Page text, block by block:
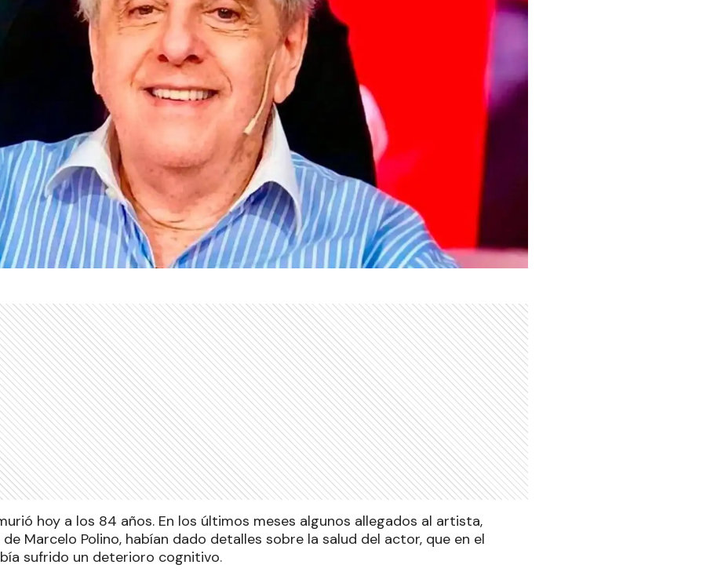
hoy a los 84 años. En los últimos meses algunos allegados al artista,
Marcelo Polino, habían dado detalles sobre la salud del actor, que en el
sufrido un deterioro cognitivo.